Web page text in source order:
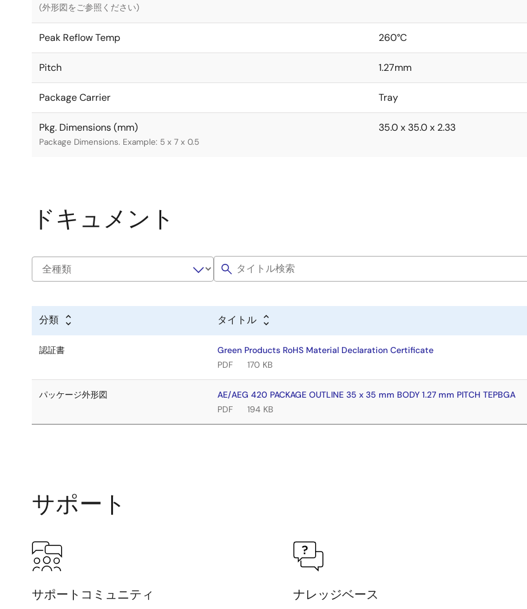
(外形図をご参照ください)
Peak Reflow Temp 260°C
Pitch 1.27mm
Package Carrier Tray
Pkg. Dimensions (mm)
Package Dimensions. Example: 5 x 7 x 0.5
35.0 x 35.0 x 2.33
ドキュメント
分類 タイトル
認証書
Green Products RoHS Material Declaration Certificate
PDF
170 KB
パッケージ外形図
AE/AEG 420 PACKAGE OUTLINE 35 x 35 mm BODY 1.27 mm PITCH TEPBGA
PDF
194 KB
サポート
サポートコミュニティ ナレッジベース